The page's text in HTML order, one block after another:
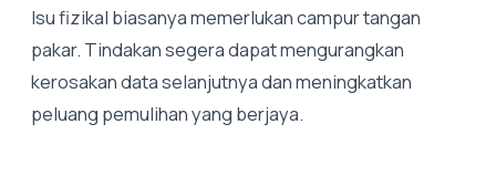
Isu fizikal biasanya memerlukan campur tangan
pakar. Tindakan segera dapat mengurangkan
kerosakan data selanjutnya dan meningkatkan
peluang pemulihan yang berjaya.